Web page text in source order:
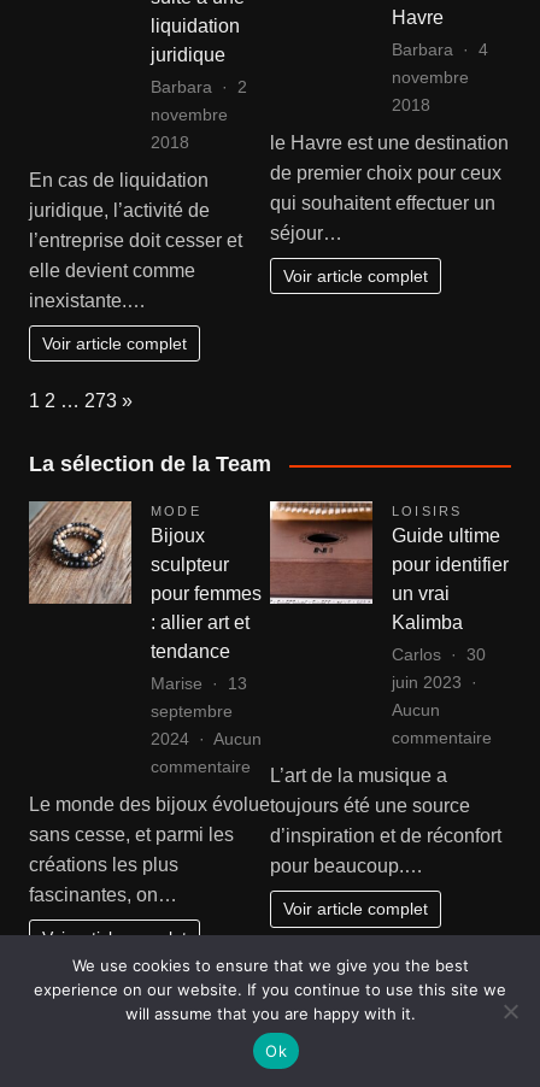
liquidation
juridique
Barbara
2
novembre
2018
En cas de liquidation
juridique, l’activité de
l’entreprise doit cesser et
elle devient comme
inexistante.…
Voir article complet
Havre
Barbara
4
novembre
2018
le Havre est une destination
de premier choix pour ceux
qui souhaitent effectuer un
séjour…
Voir article complet
Page:
1 2 … 273 Next
»
La sélection de la Team
MODE
Bijoux
sculpteur
pour femmes
: allier art et
tendance
Marise
13
septembre
2024
Aucun
commentairesur
sculpteur
pour
femmes
allier
art
et
tendance
Le monde des bijoux évolue
sans cesse, et parmi les
créations les plus
fascinantes, on…
Voir article complet
LOISIRS
Guide ultime
pour identifier
un vrai
Kalimba
Carlos
30
juin 2023
Aucun
commentaire
L’art de la musique a
toujours été une source
d’inspiration et de réconfort
pour beaucoup.…
Voir article complet
FINANCES
Comprendre
les bases de
l’investissem
AUTOS
MOTOS
We use cookies to ensure that we give you the best
experience on our website. If you continue to use this site we
will assume that you are happy with it.
Ok